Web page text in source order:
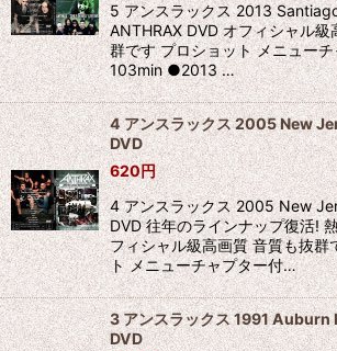
5 アンスラックス 2013
ANTHRAX DVD オフィシャル
群です プロショット メニュー
103min ●2013 …
4 アンスラックス 2005 New
DVD
620円
4 アンスラックス 2005 New
DVD 往年のラインナップ復活!
フィシャル級高画質 音質も抜群
ト メニューチャプター付…
3 アンスラックス 1991 Auburn
DVD